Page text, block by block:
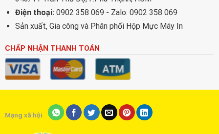
Điện thoại: 0902 358 069 - Zalo: 0902 358 069
Sản xuất, Gia công và Phân phối Hộp Mực Máy In
CHẤP NHẬN THANH TOÁN
Mạng xã hội